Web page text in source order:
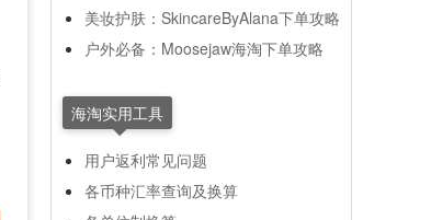
美妆护肤：SkincareByAlana下单攻略
户外必备：Moosejaw海淘下单攻略
海淘实用工具
用户返利常见问题
各币种汇率查询及换算